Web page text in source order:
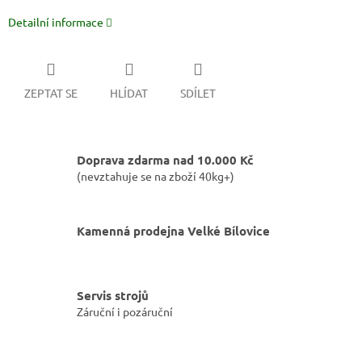
Detailní informace
ZEPTAT SE HLÍDAT SDÍLET
Doprava zdarma nad 10.000 Kč
(nevztahuje se na zboží 40kg+)
Kamenná prodejna Velké Bílovice
Servis strojů
Záruční i pozáruční